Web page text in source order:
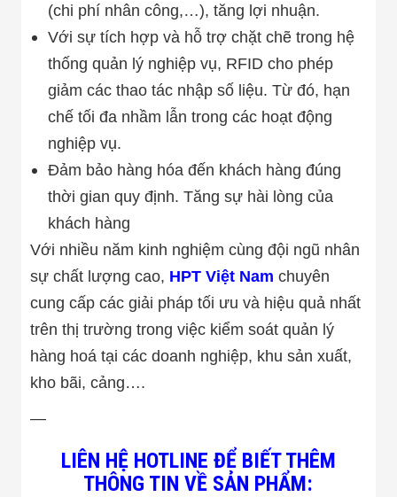
(chi phí nhân công,…), tăng lợi nhuận.
Với sự tích hợp và hỗ trợ chặt chẽ trong hệ
thống quản lý nghiệp vụ, RFID cho phép
giảm các thao tác nhập số liệu. Từ đó, hạn
chế tối đa nhầm lẫn trong các hoạt động
nghiệp vụ.
Đảm bảo hàng hóa đến khách hàng đúng
thời gian quy định. Tăng sự hài lòng của
khách hàng
Với nhiều năm kinh nghiệm cùng đội ngũ nhân
sự chất lượng cao, HPT Việt Nam chuyên
cung cấp các giải pháp tối ưu và hiệu quả nhất
trên thị trường trong việc kiểm soát quản lý
hàng hoá tại các doanh nghiệp, khu sản xuất,
kho bãi, cảng….
—
LIÊN HỆ HOTLINE ĐỂ BIẾT THÊM
THÔNG TIN VỀ SẢN PHẨM: